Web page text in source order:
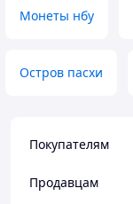
Монеты нбу
Остров пасхи
Покупателям
Продавцам